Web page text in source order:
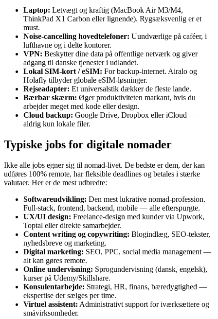
Laptop: Letvægt og kraftig (MacBook Air M3/M4,
ThinkPad X1 Carbon eller lignende). Rygsæksvenlig er et
must.
Noise-cancelling hovedtelefoner: Uundværlige på caféer, i
lufthavne og i delte kontorer.
VPN: Beskytter dine data på offentlige netværk og giver
adgang til danske tjenester i udlandet.
Lokal SIM-kort / eSIM: For backup-internet. Airalo og
Holafly tilbyder globale eSIM-løsninger.
Rejseadapter: Et universalstik dækker de fleste lande.
Bærbar skærm: Øger produktiviteten markant, hvis du
arbejder meget med kode eller design.
Cloud backup: Google Drive, Dropbox eller iCloud —
aldrig kun lokale filer.
Typiske jobs for digitale nomader
Ikke alle jobs egner sig til nomad-livet. De bedste er dem, der kan
udføres 100% remote, har fleksible deadlines og betales i stærke
valutaer. Her er de mest udbredte:
Softwareudvikling: Den mest lukrative nomad-profession.
Full-stack, frontend, backend, mobile — alle efterspurgte.
UX/UI design: Freelance-design med kunder via Upwork,
Toptal eller direkte samarbejder.
Content writing og copywriting: Blogindlæg, SEO-tekster,
nyhedsbreve og marketing.
Digital marketing: SEO, PPC, social media management —
alt kan gøres remote.
Online undervisning: Sprogundervisning (dansk, engelsk),
kurser på Udemy/Skillshare.
Konsulentarbejde: Strategi, HR, finans, bæredygtighed —
ekspertise der sælges per time.
Virtuel assistent: Administrativt support for iværksættere og
småvirksomheder.